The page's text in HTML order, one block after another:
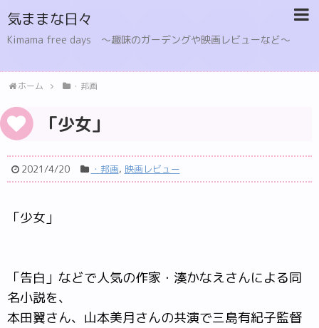
気ままな日々
Kimama free days 〜趣味のガーデングや映画レビューなど〜
ホーム ・邦画
「少女」
2021/4/20 ・邦画, 映画レビュー
「少女」
「告白」などで人気の作家・湊かなえさんによる同
名小説を、
本田翼さん、山本美月さんの共演で三島有紀子監督